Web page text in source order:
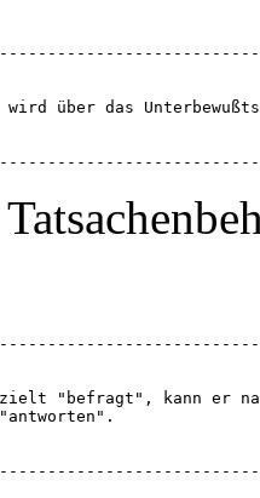
wird über das
"befragt", kann er